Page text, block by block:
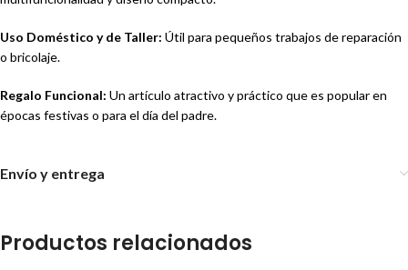
Uso Doméstico y de Taller: Útil para pequeños trabajos de reparación
o bricolaje.
Regalo Funcional: Un artículo atractivo y práctico que es popular en
épocas festivas o para el día del padre.
Envío y entrega
Productos relacionados